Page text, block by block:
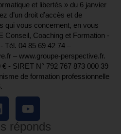
et libertés » du 6 janvier
d’un droit d’accès et de
qui vous concernent, en vous
Conseil, Coaching et Formation -
Tél. 04 85 69 42 74⁩ –
– www.groupe-perspective.fr.
- SIRET N° 792 767 873 000 39
de formation professionnelle
réponds